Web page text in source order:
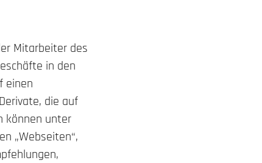
Mitarbeiter des
in den
einen
die auf
können unter
„Webseiten“,